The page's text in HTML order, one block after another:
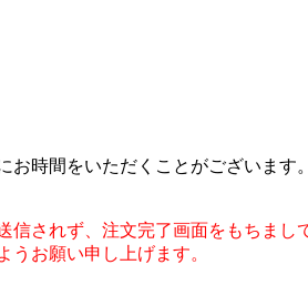
時間をいただくことがございます。
されず、注文完了画面をもちまし
お願い申し上げます。